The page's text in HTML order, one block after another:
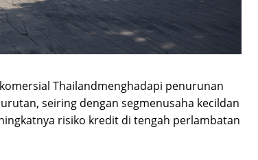
komersial Thailandmenghadapi penurunan
seiring dengan segmenusaha kecildan
risiko kredit di tengah perlambatan